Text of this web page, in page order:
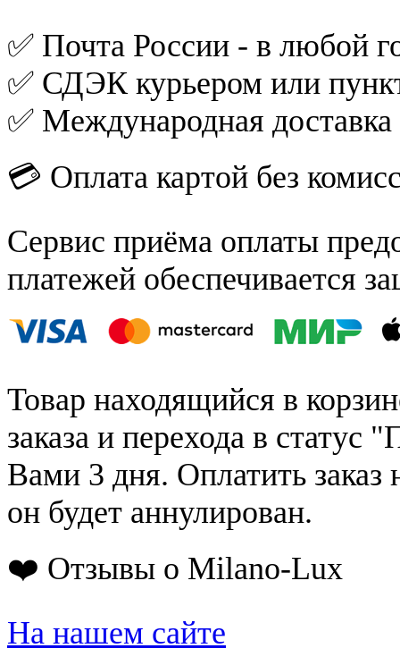
✅ Почта России - в любой
✅ СДЭК курьером или
✅ Международная
💳 Оплата картой без
Сервис приёма оплаты
платежей обеспечивается
Товар находящийся в
заказа и перехода в статус
Вами 3 дня. Оплатить заказ
он будет аннулирован.
❤️ Отзывы о Milano-Lux
На нашем сайте